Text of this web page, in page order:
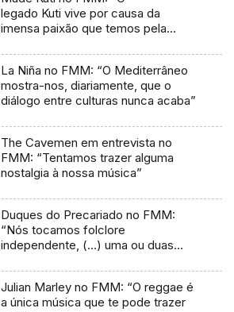
legado Kuti vive por causa da
imensa paixão que temos pela
La Niña no FMM: “O Mediterrâneo
mostra-nos, diariamente, que o
diálogo entre culturas nunca acaba”
The Cavemen em entrevista no
FMM: “Tentamos trazer alguma
nostalgia à nossa música”
Duques do Precariado no FMM:
“Nós tocamos folclore
independente, (…) uma ou duas
Julian Marley no FMM: “O reggae é
a única música que te pode trazer